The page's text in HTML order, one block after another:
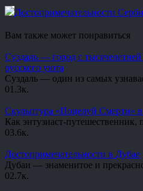
Достопримечательности
Вам также может понравиться
Суздаль — город с
русского уюта
Суздаль — один из самых
01.3к.
Скульптура «Поцелуй Смерти» в
Как энтузиаст-
03.6к.
Достопримечательности в Дубае
Дубаи — знаменитое и
02.7к.